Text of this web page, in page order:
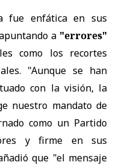
fue enfática en sus
a "errores"
como los recortes
"Aunque se han
con la visión, la
nuestro mandato de
como un Partido
y firme en sus
que "el mensaje